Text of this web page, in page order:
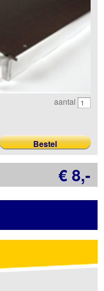
aantal
€ 8,-